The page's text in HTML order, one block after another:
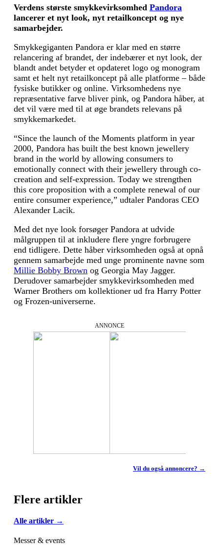
Verdens største smykkevirksomhed Pandora
lancerer et nyt look, nyt retailkoncept og nye
samarbejder.
Smykkegiganten Pandora er klar med en større
relancering af brandet, der indebærer et nyt look, der
blandt andet betyder et opdateret logo og monogram
samt et helt nyt retailkoncept på alle platforme – både
fysiske butikker og online. Virksomhedens nye
repræsentative farve bliver pink, og Pandora håber, at
det vil være med til at øge brandets relevans på
smykkemarkedet.
“Since the launch of the Moments platform in year
2000, Pandora has built the best known jewellery
brand in the world by allowing consumers to
emotionally connect with their jewellery through co-
creation and self-expression. Today we strengthen
this core proposition with a complete renewal of our
entire consumer experience,” udtaler Pandoras CEO
Alexander Lacik.
Med det nye look forsøger Pandora at udvide
målgruppen til at inkludere flere yngre forbrugere
end tidligere. Dette håber virksomheden også at opnå
gennem samarbejde med unge prominente navne som
Millie Bobby Brown og Georgia May Jagger.
Derudover samarbejder smykkevirksomheden med
Warner Brothers om kollektioner ud fra Harry Potter
og Frozen-universerne.
ANNONCE
Vil du også annoncere? →
Flere artikler
Alle artikler →
Messer & events